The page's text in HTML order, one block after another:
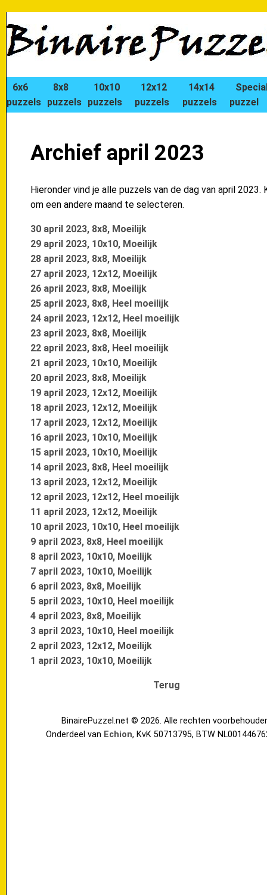
6x6
puzzels
8x8
puzzels
10x10
puzzels
12x12
puzzels
14x14
puzzels
puzzel
Archief april 2023
Hieronder vind je alle puzzels van de dag van april 2023.
om een andere maand te selecteren.
30 april 2023, 8x8, Moeilijk
29 april 2023, 10x10, Moeilijk
28 april 2023, 8x8, Moeilijk
27 april 2023, 12x12, Moeilijk
26 april 2023, 8x8, Moeilijk
25 april 2023, 8x8, Heel moeilijk
24 april 2023, 12x12, Heel moeilijk
23 april 2023, 8x8, Moeilijk
22 april 2023, 8x8, Heel moeilijk
21 april 2023, 10x10, Moeilijk
20 april 2023, 8x8, Moeilijk
19 april 2023, 12x12, Moeilijk
18 april 2023, 12x12, Moeilijk
17 april 2023, 12x12, Moeilijk
16 april 2023, 10x10, Moeilijk
15 april 2023, 10x10, Moeilijk
14 april 2023, 8x8, Heel moeilijk
13 april 2023, 12x12, Moeilijk
12 april 2023, 12x12, Heel moeilijk
11 april 2023, 12x12, Moeilijk
10 april 2023, 10x10, Heel moeilijk
9 april 2023, 8x8, Heel moeilijk
8 april 2023, 10x10, Moeilijk
7 april 2023, 10x10, Moeilijk
6 april 2023, 8x8, Moeilijk
5 april 2023, 10x10, Heel moeilijk
4 april 2023, 8x8, Moeilijk
3 april 2023, 10x10, Heel moeilijk
2 april 2023, 12x12, Moeilijk
1 april 2023, 10x10, Moeilijk
Terug
BinairePuzzel.net © 2026. Alle rechten
Onderdeel van Echion, KvK 50713795, BTW